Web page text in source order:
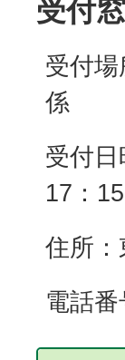
受付
受付
係
受付
17：15
住所
電話